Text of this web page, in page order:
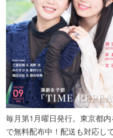
毎月第1月曜日発行。東京都
で無料配布中！配送も対応し